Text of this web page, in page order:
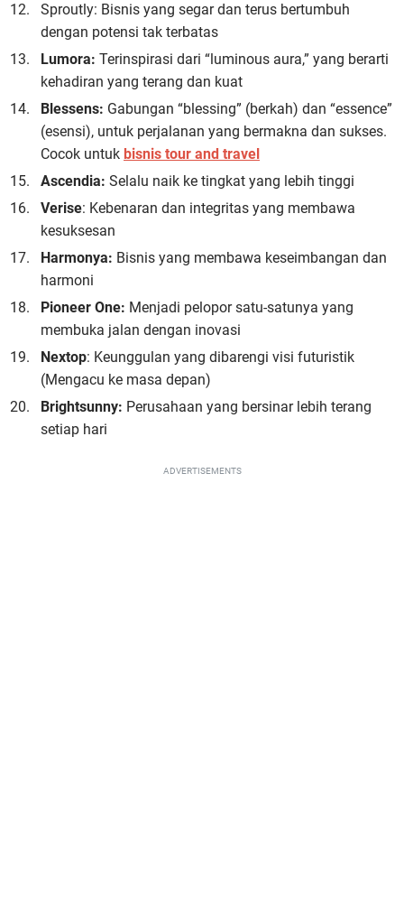
Sproutly: Bisnis yang segar dan terus bertumbuh
dengan potensi tak terbatas
Lumora: Terinspirasi dari “luminous aura,” yang berarti
kehadiran yang terang dan kuat
Blessens: Gabungan “blessing” (berkah) dan “essence”
(esensi), untuk perjalanan yang bermakna dan sukses.
Cocok untuk bisnis tour and travel
Ascendia: Selalu naik ke tingkat yang lebih tinggi
Verise: Kebenaran dan integritas yang membawa
kesuksesan
Harmonya: Bisnis yang membawa keseimbangan dan
harmoni
Pioneer One: Menjadi pelopor satu-satunya yang
membuka jalan dengan inovasi
Nextop: Keunggulan yang dibarengi visi futuristik
(Mengacu ke masa depan)
Brightsunny: Perusahaan yang bersinar lebih terang
setiap hari
ADVERTISEMENTS